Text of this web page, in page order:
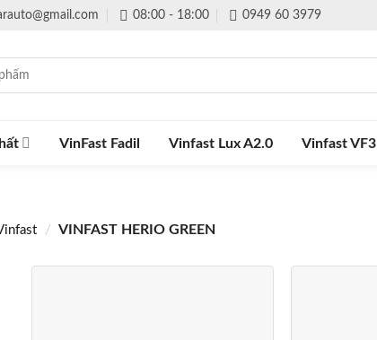
08:00 - 18:00 0949 60 3979
VinFast Fadil Vinfast Lux A2.0 Vinfast VF3
/ VINFAST HERIO GREEN